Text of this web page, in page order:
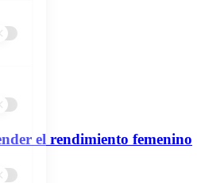
el rendimiento femenino